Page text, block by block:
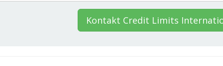
Kontakt Credit Limits